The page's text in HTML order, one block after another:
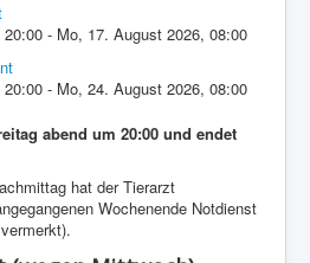
20:00 - Mo, 17. August 2026,08:00
20:00 - Mo, 24. August 2026,08:00
abend um 20:00 und endet
hat der Tierarzt
Wochenende Notdienst